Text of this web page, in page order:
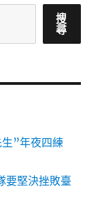
搜
尋
”年夜四練
要堅決挫敗臺